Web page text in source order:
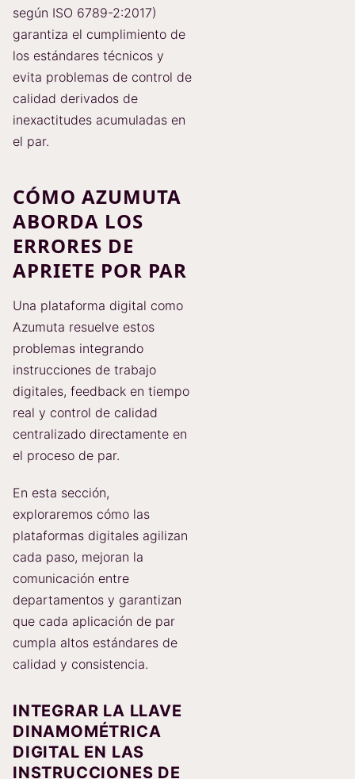
según ISO 6789-2:2017)
garantiza el cumplimiento de
los estándares técnicos y
evita problemas de control de
calidad derivados de
inexactitudes acumuladas en
el par.
CÓMO AZUMUTA
ABORDA LOS
ERRORES DE
APRIETE POR PAR
Una plataforma digital como
Azumuta resuelve estos
problemas integrando
instrucciones de trabajo
digitales, feedback en tiempo
real y control de calidad
centralizado directamente en
el proceso de par.
En esta sección,
exploraremos cómo las
plataformas digitales agilizan
cada paso, mejoran la
comunicación entre
departamentos y garantizan
que cada aplicación de par
cumpla altos estándares de
calidad y consistencia.
INTEGRAR LA LLAVE
DINAMOMÉTRICA
DIGITAL EN LAS
INSTRUCCIONES DE